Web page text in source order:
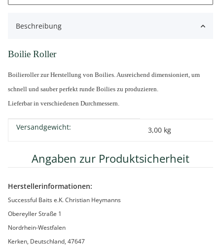
Beschreibung
Boilie Roller
Boilieroller zur Herstellung von Boilies. Ausreichend dimensioniert, um
schnell und sauber perfekt runde Boilies zu produzieren.
Lieferbar in verschiedenen Durchmessern.
Produkteigenschaft
Wert
Versandgewicht: 3,00 kg
Angaben zur Produktsicherheit
Herstellerinformationen:
Successful Baits e.K. Christian Heymanns
Obereyller Straße 1
Nordrhein-Westfalen
Kerken, Deutschland, 47647